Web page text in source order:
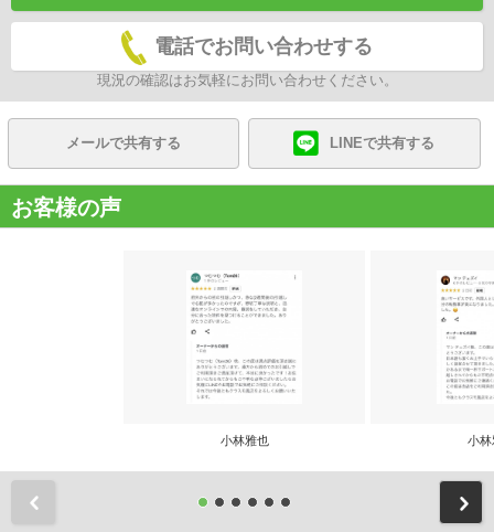
電話でお問い合わせする
現況の確認はお気軽にお問い合わせください。
メールで共有する LINEで共有する
お客様の声
小林雅也 小林